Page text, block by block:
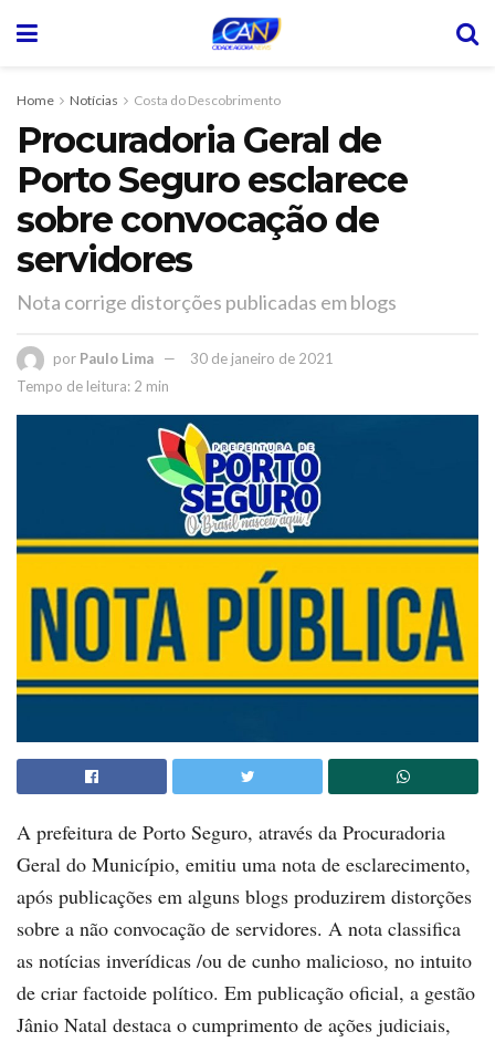
Home Notícias Costa do Descobrimento
Procuradoria Geral de
Porto Seguro esclarece
sobre convocação de
servidores
Nota corrige distorções publicadas em blogs
por Paulo Lima
30 de janeiro de 2021
Tempo de leitura: 2 min
A prefeitura de Porto Seguro, através da Procuradoria
Geral do Município, emitiu uma nota de esclarecimento,
após publicações em alguns blogs produzirem distorções
sobre a não convocação de servidores. A nota classifica
as notícias inverídicas /ou de cunho malicioso, no intuito
de criar factoide político. Em publicação oficial, a gestão
Jânio Natal destaca o cumprimento de ações judiciais,